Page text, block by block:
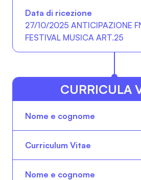
27/10/2025 ANTICIPAZIONE
FESTIVAL MUSICA ART.25
CURRICULA
Nome e
Curriculum